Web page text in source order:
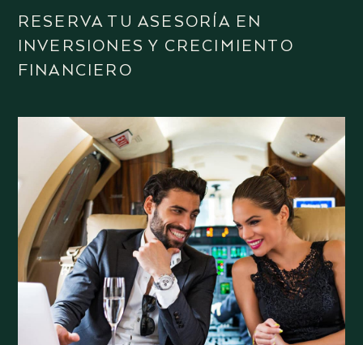
RESERVA TU ASESORÍA EN
INVERSIONES Y CRECIMIENTO
FINANCIERO